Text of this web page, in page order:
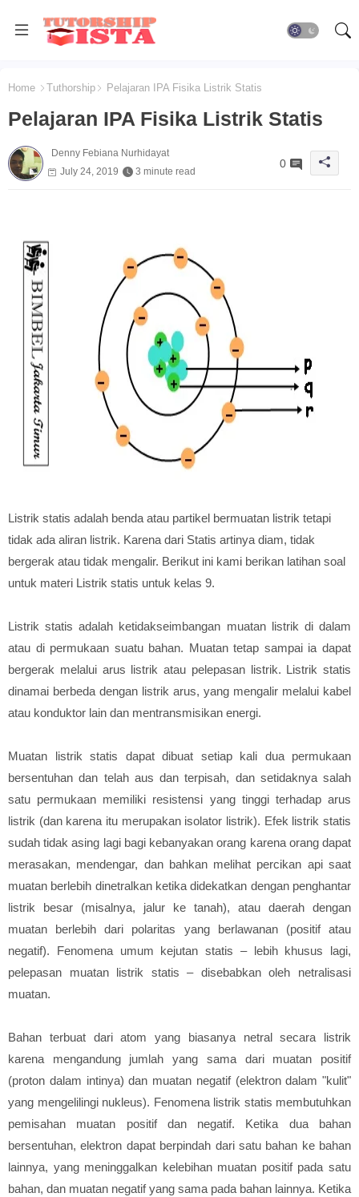
Home Tuthorship Pelajaran IPA Fisika Listrik Statis
Pelajaran IPA Fisika Listrik Statis
Denny Febiana Nurhidayat
July 24, 2019
3 minute read
0
Listrik statis adalah benda atau partikel bermuatan listrik tetapi
tidak ada aliran listrik. Karena dari Statis artinya diam, tidak
bergerak atau tidak mengalir. Berikut ini kami berikan latihan soal
untuk materi Listrik statis untuk kelas 9.
Listrik statis adalah ketidakseimbangan muatan listrik di dalam
atau di permukaan suatu bahan. Muatan tetap sampai ia dapat
bergerak melalui arus listrik atau pelepasan listrik. Listrik statis
dinamai berbeda dengan listrik arus, yang mengalir melalui kabel
atau konduktor lain dan mentransmisikan energi.
Muatan listrik statis dapat dibuat setiap kali dua permukaan
bersentuhan dan telah aus dan terpisah, dan setidaknya salah
satu permukaan memiliki resistensi yang tinggi terhadap arus
listrik (dan karena itu merupakan isolator listrik). Efek listrik statis
sudah tidak asing lagi bagi kebanyakan orang karena orang dapat
merasakan, mendengar, dan bahkan melihat percikan api saat
muatan berlebih dinetralkan ketika didekatkan dengan penghantar
listrik besar (misalnya, jalur ke tanah), atau daerah dengan
muatan berlebih dari polaritas yang berlawanan (positif atau
negatif). Fenomena umum kejutan statis – lebih khusus lagi,
pelepasan muatan listrik statis – disebabkan oleh netralisasi
muatan.
Bahan terbuat dari atom yang biasanya netral secara listrik
karena mengandung jumlah yang sama dari muatan positif
(proton dalam intinya) dan muatan negatif (elektron dalam "kulit"
yang mengelilingi nukleus). Fenomena listrik statis membutuhkan
pemisahan muatan positif dan negatif. Ketika dua bahan
bersentuhan, elektron dapat berpindah dari satu bahan ke bahan
lainnya, yang meninggalkan kelebihan muatan positif pada satu
bahan, dan muatan negatif yang sama pada bahan lainnya. Ketika